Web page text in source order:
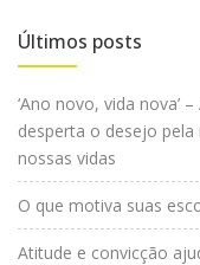
Últimos posts
‘Ano novo, vida nova’
desperta o desejo
nossas vidas
O que motiva suas
Atitude e convicção